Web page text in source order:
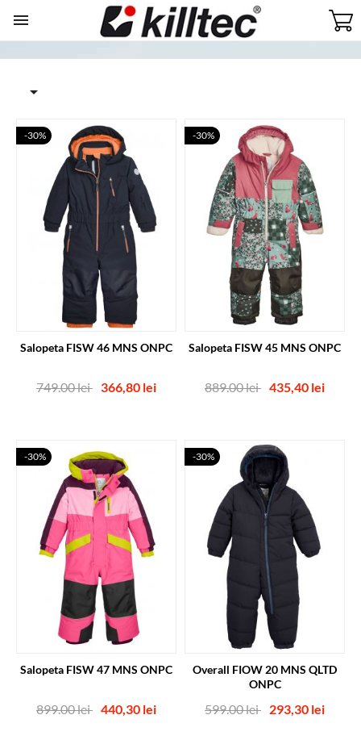


Salopeta FISW 46 MNS ONPC
Pret
nor
Pret
749.00 lei 366,80 lei
-30%
Salopeta FISW 45 MNS ONPC
Pret
nor
Pret
889.00 lei 435,40 lei
-30%
Salopeta FISW 47 MNS ONPC
Pret
nor
Pret
899.00 lei 440,30 lei
-30%
Overall FIOW 20 MNS QLTD
ONPC
Pret
nor
Pret
599.00 lei 293,30 lei
-30%